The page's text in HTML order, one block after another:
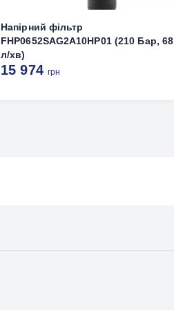
Напірний фільтр
FHP0652SAG2A10HP01 (210 Бар, 68
л/хв)
15 974грн